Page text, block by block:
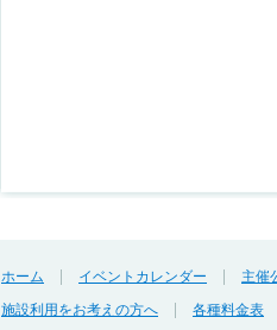
ホーム イベントカレンダー 主催
施設利用をお考えの方へ
各種料金表